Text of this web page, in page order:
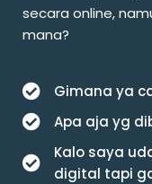
secara online,
mana?
Gimana ya
Apa aja yg
Kalo saya
digital tapi